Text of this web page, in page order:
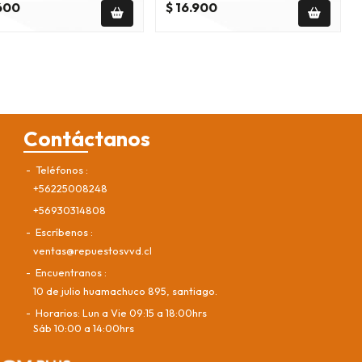
$ 16.900
Contáctanos
Teléfonos
+56225008248
+56930314808
Escríbenos
ventas@repuestosvvd.cl
Encuentranos
10 de julio huamachuco 895, santiago.
Horarios: Lun a Vie 09:15 a 18:00hrs
Sáb 10:00 a 14:00hrs